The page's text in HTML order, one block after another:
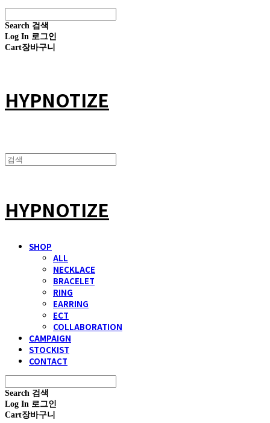
Search 검색
Log In 로그인
Cart장바구니
HYPNOTIZE
HYPNOTIZE
SHOP
ALL
NECKLACE
BRACELET
RING
EARRING
ECT
COLLABORATION
CAMPAIGN
STOCKIST
CONTACT
Search 검색
Log In 로그인
Cart장바구니